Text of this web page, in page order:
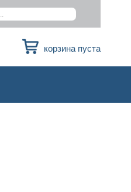
корзина пуста